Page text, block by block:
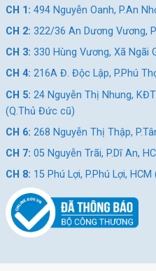
CH 1: 494 Nguyễn Oanh, P.An
CH 2: 322/36 An Dương Vương,
CH 3: 330 Hùng Vương, Xã Ngãi
CH 4: 216A Đ. Độc Lập, P.Phú
CH 5: 24 Nguyễn Thị Nhung,
(Q.Thủ Đức cũ)
CH 6: 268 Nguyễn Thị Thập,
CH 7: 05 Nguyễn Trãi, P.Dĩ An,
CH 8: 15 Phú Lợi, P.Phú Lợi,